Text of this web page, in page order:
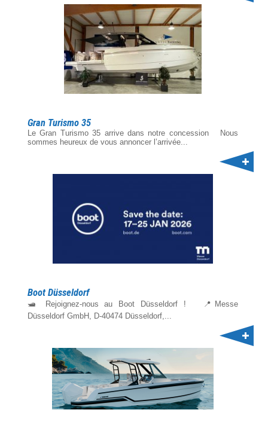
Gran Turismo 35
Le Gran Turismo 35 arrive dans notre concession Nous
sommes heureux de vous annoncer l’arrivée...
Boot Düsseldorf
🛥️ Rejoignez-nous au Boot Düsseldorf ! 📍Messe
Düsseldorf GmbH, D-40474 Düsseldorf,...